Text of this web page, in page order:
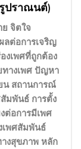
ปราณนต์)
จิตใจ
ต่อการเจริญ
งเพศที่ถูกต้อง
ทางเพศ ปัญหา
น สถานการณ์
มพันธ์ การตั้ง
ต่อการมีเพศ
เพศสัมพันธ์
งสุขภาพ หลัก